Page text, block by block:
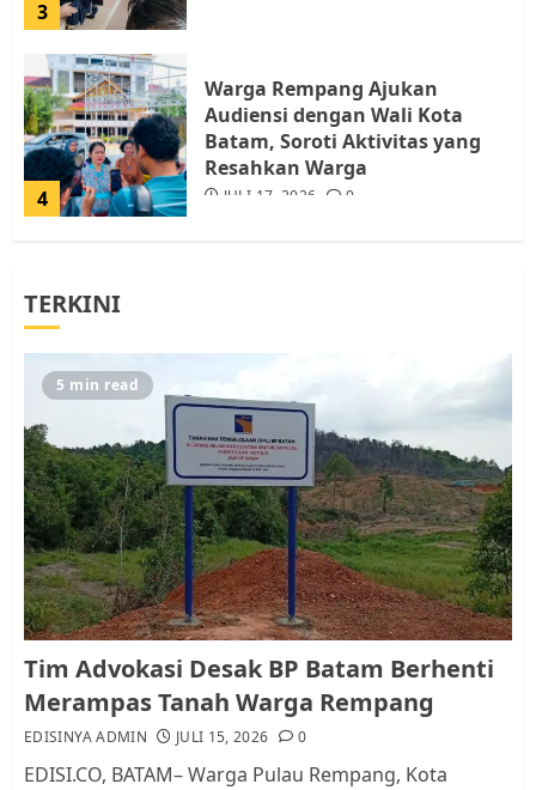
3
4
Warga Rempang Ajukan
Audiensi dengan Wali Kota
Batam, Soroti Aktivitas yang
Resahkan Warga
JULI 17, 2026 0
5
1
Pemko Batam Tegaskan RT dan
RW bukan Petugas Pendataan
dan Pemungutan Pajak
AGUSTUS 1, 2026 0
Kader Pajak jadi Penghubung
Pemerintah dan Masyarakat di
Lingkungan RT/RW
AGUSTUS 1, 2026
TERKINI
5 min read
Tim Advokasi Desak BP Batam Berhenti
Merampas Tanah Warga Rempang
EDISINYA ADMIN JULI 15, 2026 0
EDISI.CO, BATAM– Warga Pulau Rempang, Kota